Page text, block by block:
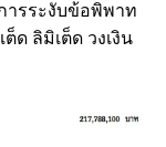
ารระงับข้อพิพาท
ด ลิมิเต็ด วงเงิน